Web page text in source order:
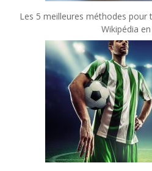
Les 5 meilleures méthodes pour
Wikipédia